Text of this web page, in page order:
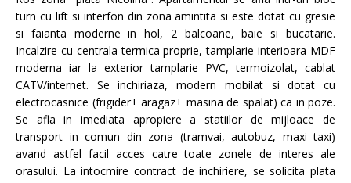
turn cu lift si interfon din zona amintita si este dotat cu gresie
si faianta moderne in hol, 2 balcoane, baie si bucatarie.
Incalzire cu centrala termica proprie, tamplarie interioara MDF
moderna iar la exterior tamplarie PVC, termoizolat, cablat
CATV/internet. Se inchiriaza, modern mobilat si dotat cu
electrocasnice (frigider+ aragaz+ masina de spalat) ca in poze.
Se afla in imediata apropiere a statiilor de mijloace de
transport in comun din zona (tramvai, autobuz, maxi taxi)
avand astfel facil acces catre toate zonele de interes ale
orasului. La intocmire contract de inchiriere, se solicita plata